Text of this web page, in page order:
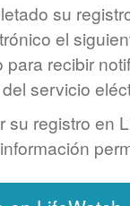
su
el
para recibir
servicio
su registro en